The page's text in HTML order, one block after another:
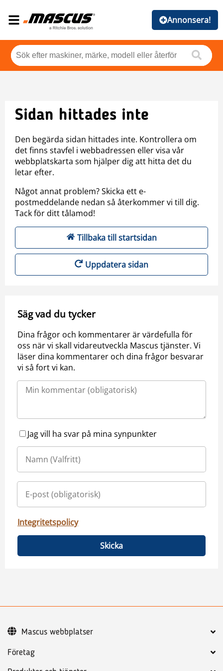
Annonsera!
Sidan hittades inte
Den begärda sidan hittades inte. Kontrollera om
det finns stavfel i webbadressen eller visa vår
webbplatskarta som hjälper dig att hitta det du
letar efter.
Något annat problem? Skicka ett e-
postmeddelande nedan så återkommer vi till dig.
Tack för ditt tålamod!
Tillbaka till startsidan
Uppdatera sidan
Säg vad du tycker
Dina frågor och kommentarer är värdefulla för
oss när vi skall vidareutveckla Mascus tjänster. Vi
läser dina kommentarer och dina frågor besvarar
vi så fort vi kan.
Jag vill ha svar på mina synpunkter
Integritetspolicy
Skicka
Företag
Mascus webbplatser